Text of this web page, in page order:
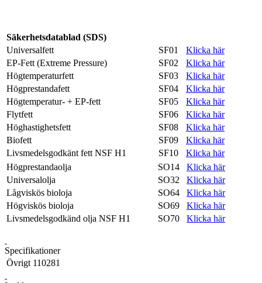
Säkerhetsdatablad (SDS)
Universalfett
SF01
Klicka här
EP-Fett (Extreme Pressure)
SF02
Klicka här
Högtemperaturfett
SF03
Klicka här
Högprestandafett
SF04
Klicka här
Högtemperatur- + EP-fett
SF05
Klicka här
Flytfett
SF06
Klicka här
Höghastighetsfett
SF08
Klicka här
Biofett
SF09
Klicka här
Livsmedelsgodkänt fett NSF H1
SF10
Klicka här
Högprestandaolja
SO14
Klicka här
Universalolja
SO32
Klicka här
Lågviskös bioloja
SO64
Klicka här
Högviskös bioloja
SO69
Klicka här
Livsmedelsgodkänd olja NSF H1
SO70 Klicka här
Specifikationer
Övrigt 110281